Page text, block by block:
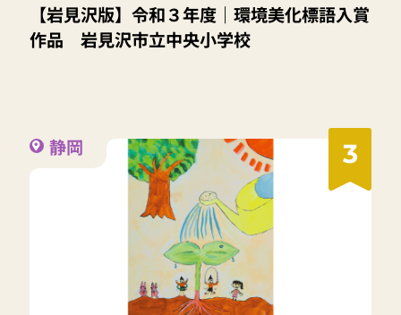
【岩見沢版】令和３年度｜環境美化標語入賞
作品 岩見沢市立中央小学校
3
静岡